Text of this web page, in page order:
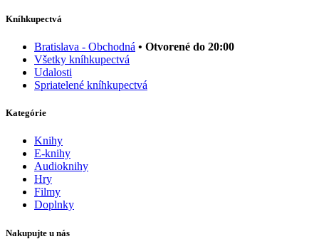
Kníhkupectvá
Bratislava - Obchodná • Otvorené do 20:00
Všetky kníhkupectvá
Udalosti
Spriatelené kníhkupectvá
Kategórie
Knihy
E-knihy
Audioknihy
Hry
Filmy
Doplnky
Nakupujte u nás